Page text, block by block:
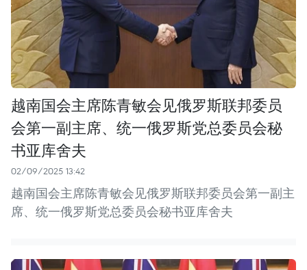
越南国会主席陈青敏会见俄罗斯联邦委员
会第一副主席、统一俄罗斯党总委员会秘
书亚库舍夫
02/09/2025 13:42
越南国会主席陈青敏会见俄罗斯联邦委员会第一副主
席、统一俄罗斯党总委员会秘书亚库舍夫